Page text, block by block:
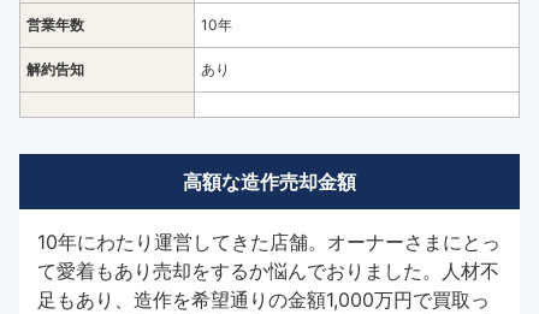
営業年数 10年
解約告知 あり
高額な造作売却金額
10年にわたり運営してきた店舗。オーナーさまにとっ
て愛着もあり売却をするか悩んでおりました。人材不
足もあり、造作を希望通りの金額1,000万円で買取っ